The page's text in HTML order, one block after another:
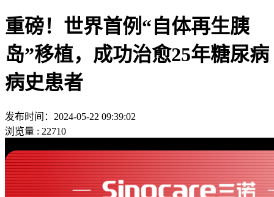
重磅！世界首例“自体再生胰
岛”移植，成功治愈25年糖尿病
病史患者
发布时间：2024-05-22 09:39:02
浏览量 : 22710